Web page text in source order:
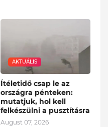
AKTUÁLIS
Ítéletidő csap le az
országra pénteken:
mutatjuk, hol kell
felkészülni a pusztításra
August 07, 2026